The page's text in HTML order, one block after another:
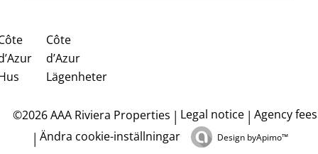
Côte
d’Azur
Lägenheter
©2026 AAA Riviera Properties Legal notice
Agency fees
Ändra cookie-inställningar
Design byApimo™